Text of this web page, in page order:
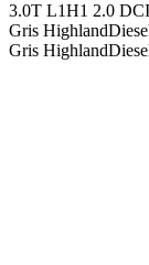
3.0T L1H1 2.0
Gris Highland
Gris Highland